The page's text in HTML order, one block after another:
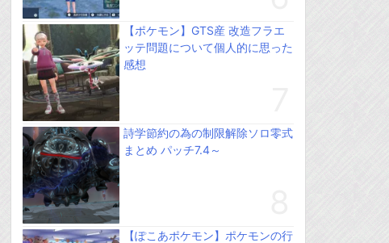
【ポケモン】GTS産 改造フラエ
ッテ問題について個人的に思った
感想
詩学節約の為の制限解除ソロ零式
まとめ パッチ7.4～
【ぽこあポケモン】ポケモンの行